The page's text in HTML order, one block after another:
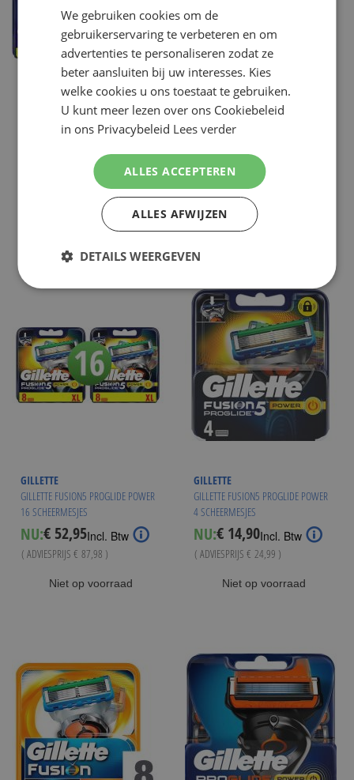
GILLETTE PROGLIDE POWER 32
SCHEERMESJES
€ 211,75
WINKELMANDJE
Op voorraad
GILLETTE
GILLETTE FUSION5 PROGLIDE POWER
32 MESJES
( ADVIESPRIJS € 175,96
Niet op voorraad
GILLETTE
GILLETTE FUSION5 PROGLIDE POWER
16 SCHEERMESJES
NU:Special
Price
€ 52,95Incl. Btw
( ADVIESPRIJS € 87,98 )
Niet op voorraad
GILLETTE
GILLETTE FUSION5 PROGLIDE POWER
4 SCHEERMESJES
NU:Special
Price
€ 14,90Incl. Btw
( ADVIESPRIJS € 24,99 )
Niet op voorraad
We gebruiken cookies om de
gebruikerservaring te verbeteren en om
advertenties te personaliseren zodat ze
beter aansluiten bij uw interesses. Kies
welke cookies u ons toestaat te gebruiken.
U kunt meer lezen over ons Cookiebeleid
in ons Privacybeleid Lees verder
ALLES ACCEPTEREN
ALLES AFWIJZEN
DETAILS WEERGEVEN